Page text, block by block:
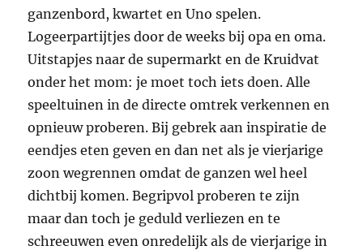
ganzenbord, kwartet en Uno spelen.
Logeerpartijtjes door de weeks bij opa en oma.
Uitstapjes naar de supermarkt en de Kruidvat
onder het mom: je moet toch iets doen. Alle
speeltuinen in de directe omtrek verkennen en
opnieuw proberen. Bij gebrek aan inspiratie de
eendjes eten geven en dan net als je vierjarige
zoon wegrennen omdat de ganzen wel heel
dichtbij komen. Begripvol proberen te zijn
maar dan toch je geduld verliezen en te
schreeuwen even onredelijk als de vierjarige in